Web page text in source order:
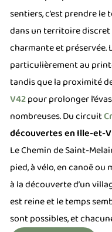
sentiers, c’est prendre le
dans un territoire
charmante et préservée.
particulièrement au
tandis que la proximité
V42pour prolonger
nombreuses. Du circuit
découvertes en Ille-et-
Le Chemin de Saint-
pied, à vélo, en canoë
à la découverte d’un
est reine et le temps
sont possibles, et